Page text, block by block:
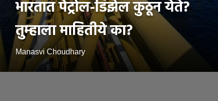
भारतात पेट्रोल-डिझेल कुठून येते?
तुम्हाला माहितीये का?
Manasvi Choudhary